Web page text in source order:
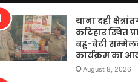
थाना दही
कटिहार स्थित
बहू-बेटी
कार्यक्रम का
August 8, 2026